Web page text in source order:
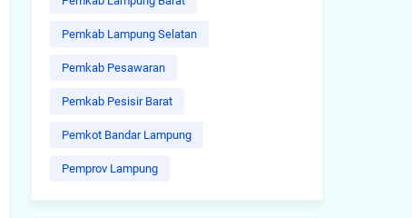
Pemkab Lampung Selatan
Pemkab Pesawaran
Pemkab Pesisir Barat
Pemkot Bandar Lampung
Pemprov Lampung